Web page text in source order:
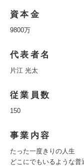
資本金
9800万
代表者名
片江 光太
従業員数
150
事業内容
たった一度きりの人生
どこにでもいるような